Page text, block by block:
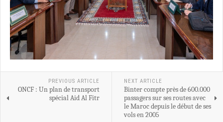
PREVIOUS ARTICLE
ONCF : Un plan de transport
spécial Aid Al Fitr
NEXT ARTICLE
Binter compte près de 600.000
passagers sur ses routes avec
le Maroc depuis le début de ses
vols en 2005